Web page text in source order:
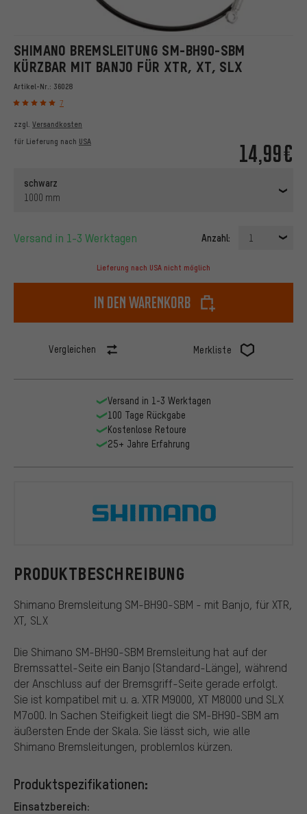
SHIMANO BREMSLEITUNG SM-BH90-SBM
KÜRZBAR MIT BANJO FÜR XTR, XT, SLX
Artikel-Nr.: 36028
7
14,99€
zzgl. Versandkosten
für Lieferung nach USA
schwarz
1000 mm
Versand in 1-3 Werktagen Anzahl: 1
Lieferung nach USA nicht möglich
In den Warenkorb
Vergleichen Merkliste
PRODUKTBESCHREIBUNG
Shimano Bremsleitung SM-BH90-SBM - mit Banjo, für XTR,
XT, SLX
Die Shimano SM-BH90-SBM Bremsleitung hat auf der
Bremssattel-Seite ein Banjo (Standard-Länge), während
der Anschluss auf der Bremsgriff-Seite gerade erfolgt.
Sie ist kompatibel mit u. a. XTR M9000, XT M8000 und SLX
M7o00. In Sachen Steifigkeit liegt die SM-BH90-SBM am
äußersten Ende der Skala. Sie lässt sich, wie alle
Shimano Bremsleitungen, problemlos kürzen.
Produktspezifikationen:
Einsatzbereich:
Versand in 1-3 Werktagen
100 Tage Rückgabe
Kostenlose Retoure
25+ Jahre Erfahrung
Shimano